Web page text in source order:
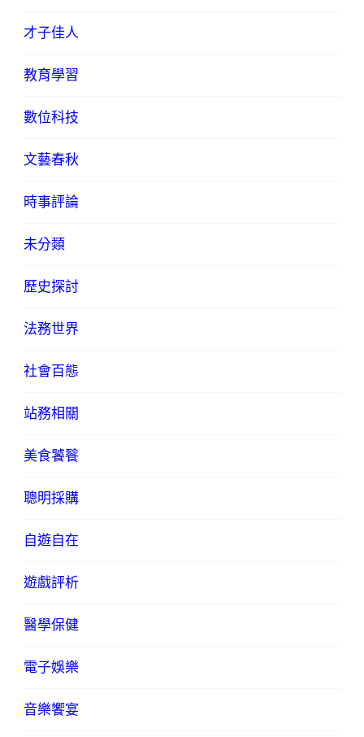
才子佳人
教育學習
數位科技
文藝春秋
時事評論
未分類
歷史探討
法務世界
社會百態
站務相關
美食饕餮
聰明採購
自遊自在
遊戲評析
醫學保健
電子娛樂
音樂饗宴